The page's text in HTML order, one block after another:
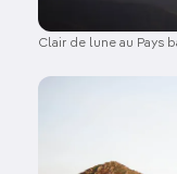
Clair de lune au Pays
Image